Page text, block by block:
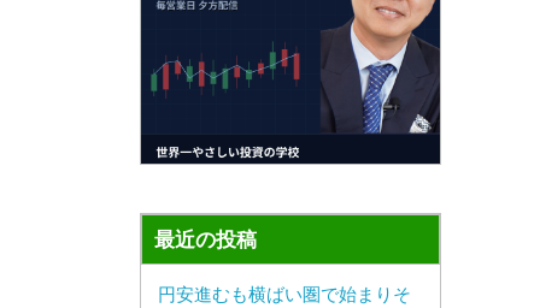
最近の投稿
円安進むも横ばい圏で始まりそ